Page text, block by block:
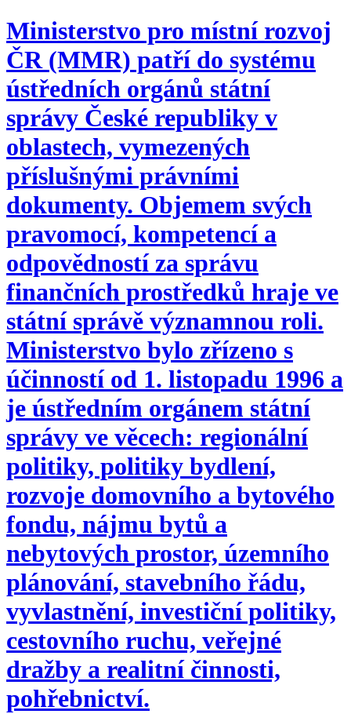
Ministerstvo pro místní rozvoj
ČR (MMR) patří do systému
ústředních orgánů státní
správy České republiky v
oblastech, vymezených
příslušnými právními
dokumenty. Objemem svých
pravomocí, kompetencí a
odpovědností za správu
finančních prostředků hraje ve
státní správě významnou roli.
Ministerstvo bylo zřízeno s
účinností od 1. listopadu 1996 a
je ústředním orgánem státní
správy ve věcech: regionální
politiky, politiky bydlení,
rozvoje domovního a bytového
fondu, nájmu bytů a
nebytových prostor, územního
plánování, stavebního řádu,
vyvlastnění, investiční politiky,
cestovního ruchu, veřejné
dražby a realitní činnosti,
pohřebnictví.